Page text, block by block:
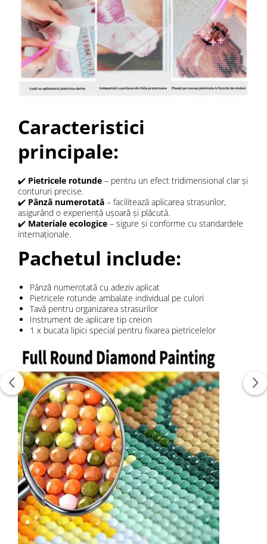
Caracteristici
principale:
✔️ Pietricele rotunde – pentru un efect tridimensional clar și
contururi precise.
✔️ Pânză numerotată – facilitează aplicarea strasurilor,
asigurând o experiență ușoară și plăcută.
✔️ Materiale ecologice – sigure și conforme cu standardele
internaționale.
Pachetul include:
Pânză numerotată cu adeziv aplicat
Pietricele rotunde ambalate individual pe culori
Tavă pentru organizarea strasurilor
Instrument de aplicare tip creion
1 x bucata lipici special pentru fixarea pietricelelor